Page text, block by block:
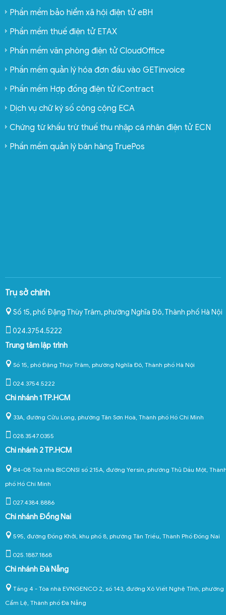
Phần mềm bảo hiểm xã hội điện tử eBH
Phần mềm thuế điện tử ETAX
Phần mềm văn phòng điện tử CloudOffice
Phần mềm quản lý hóa đơn đầu vào GETinvoice
Phần mềm Hợp đồng điện tử iContract
Dịch vụ chữ ký số công cộng ECA
Chứng từ khấu trừ thuế thu nhập cá nhân điện tử ECN
Phần mềm quản lý bán hàng TruePos
Trụ sở chính
Số 15, phố Đặng Thùy Trâm, phường Nghĩa Đô,Thành phố Hà Nội
024.3754.5222
Trung tâm lập trình
Số 15, phố Đặng Thùy Trâm, phường Nghĩa Đô, Thành phố Hà Nội
024.3754.5222
Chi nhánh 1 TP.HCM
33A, đường Cửu Long, phường Tân Sơn Hoà, Thành phố Hồ Chí Minh
028.3547.0355
Chi nhánh 2 TP.HCM
B4-08 Toà nhà BICONSI số 215A, đường Yersin, phường Thủ Dầu Một,
phố Hồ Chí Minh
027.4384.8886
Chi nhánh Đồng Nai
595, đường Đồng Khởi, khu phố 8, phường Tân Triều, Thành Phố Đồng Nai
025.1887.1868
Chi nhánh Đà Nẵng
Tầng 4 - Tòa nhà EVNGENCO 2, số 143, đường Xô Viết Nghệ Tĩnh, phường
Cẩm Lệ, Thành phố Đà Nẵng